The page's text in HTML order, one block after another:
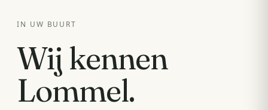
IN UW BUURT
Wij kennen
Lommel.